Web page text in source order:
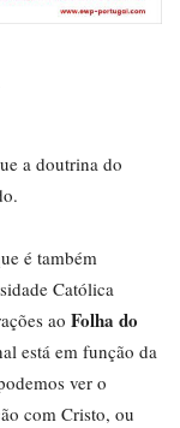
a doutrina do
é também
Católica
ao Folha do
está em função da
ver o
com Cristo, ou